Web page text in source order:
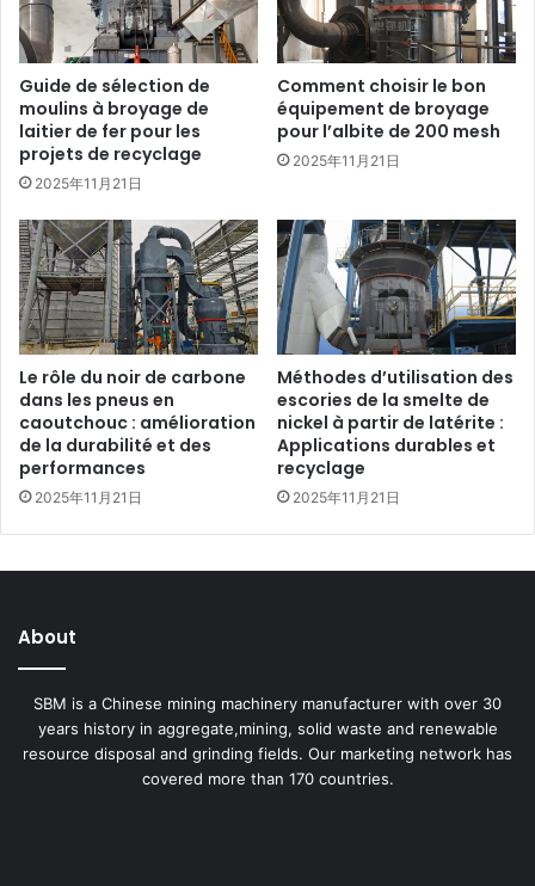
Guide de sélection de
moulins à broyage de
laitier de fer pour les
projets de recyclage
2025年11月21日
Comment choisir le bon
équipement de broyage
pour l’albite de 200 mesh
2025年11月21日
Le rôle du noir de carbone
dans les pneus en
caoutchouc : amélioration
de la durabilité et des
performances
2025年11月21日
Méthodes d’utilisation des
escories de la smelte de
nickel à partir de latérite :
Applications durables et
recyclage
2025年11月21日
About
SBM is a Chinese mining machinery manufacturer with over 30
years history in aggregate,mining, solid waste and renewable
resource disposal and grinding fields. Our marketing network has
covered more than 170 countries.